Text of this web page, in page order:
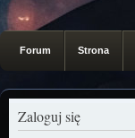
Forum Strona
Zaloguj się